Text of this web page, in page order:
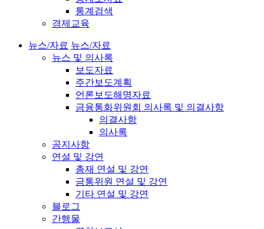
통계검색
경제교육
뉴스/자료 뉴스/자료
뉴스 및 의사록
보도자료
주간보도계획
언론보도해명자료
금융통화위원회 의사록 및 의결사항
의결사항
의사록
공지사항
연설 및 강연
총재 연설 및 강연
금통위원 연설 및 강연
기타 연설 및 강연
블로그
간행물